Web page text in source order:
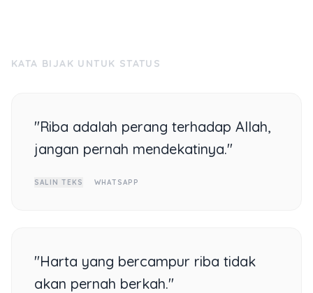
KATA BIJAK UNTUK STATUS
"Riba adalah perang terhadap Allah,
jangan pernah mendekatinya."
SALIN TEKS WHATSAPP
"Harta yang bercampur riba tidak
akan pernah berkah."